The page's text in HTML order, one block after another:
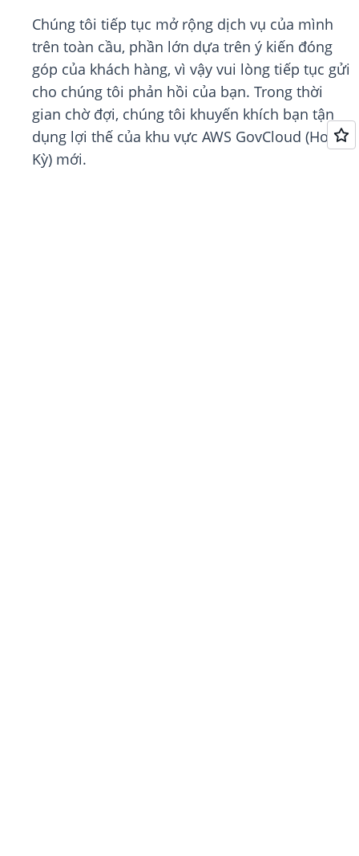
Chúng tôi tiếp tục mở rộng dịch vụ của mình
trên toàn cầu, phần lớn dựa trên ý kiến đóng
góp của khách hàng, vì vậy vui lòng tiếp tục gửi
cho chúng tôi phản hồi của bạn. Trong thời
gian chờ đợi, chúng tôi khuyến khích bạn tận
dụng lợi thế của khu vực AWS GovCloud (Hoa
Kỳ) mới.